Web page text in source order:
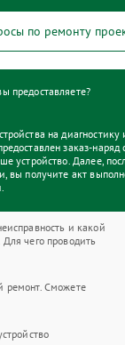
по ремонту
предоставляете?
на
заказ-
устройство. Далее,
вы получите акт
и какой
чего проводить
ремонт. Сможете